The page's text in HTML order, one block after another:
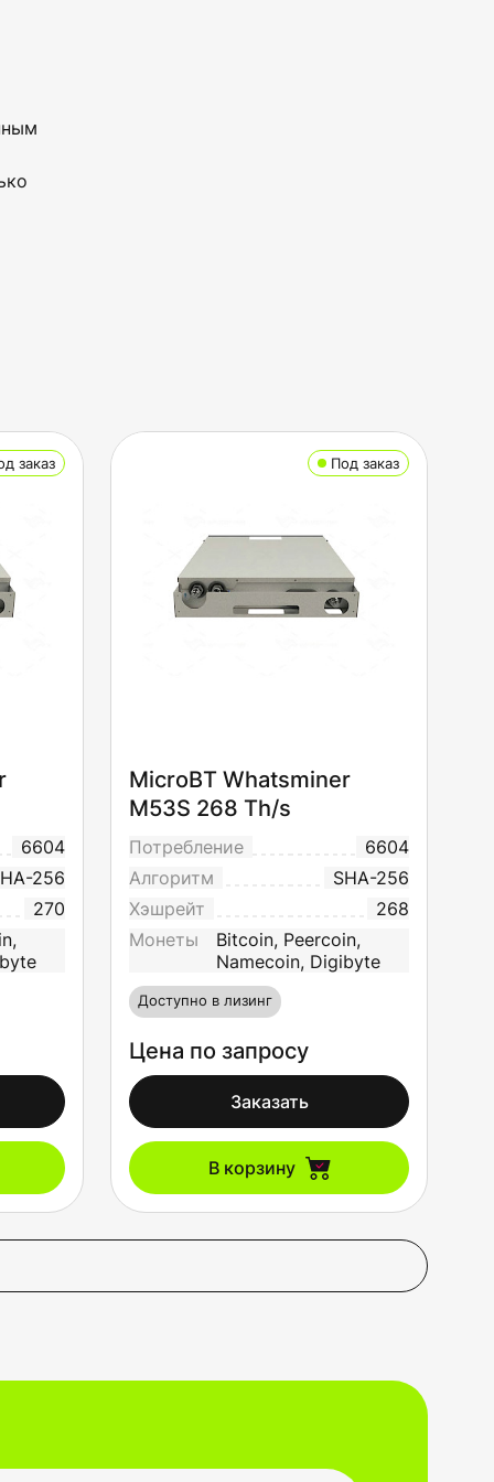
заказ
6604
256
270
Под заказ
MicroBT Whatsminer
M53S 268 Th/s
Потребление
6604
Алгоритм
SHA-256
Хэшрейт
268
Монеты
Bitcoin, Peercoin,
Namecoin, Digibyte
Доступно в лизинг
Цена по запросу
Заказать
В корзину